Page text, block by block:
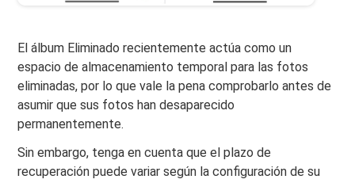
El álbum Eliminado recientemente actúa como un
espacio de almacenamiento temporal para las fotos
eliminadas, por lo que vale la pena comprobarlo antes de
asumir que sus fotos han desaparecido
permanentemente.
Sin embargo, tenga en cuenta que el plazo de
recuperación puede variar según la configuración de su